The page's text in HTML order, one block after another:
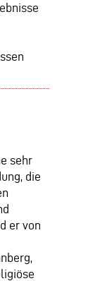
sehr
die
er von